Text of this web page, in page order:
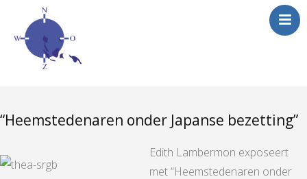
“Heemstedenaren onder Japanse bezetting”
Edith Lambermon exposeert
met “Heemstedenaren onder